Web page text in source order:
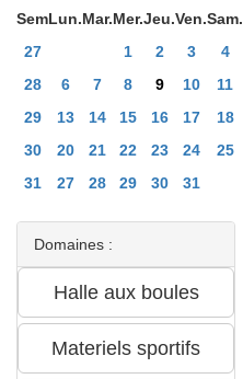
SemLun.Mar.Mer.Jeu.Ven.Sam.
27
1 2 3 4
28
6 7 8 9 10 11
29
13 14 15 16 17 18
30
20 21 22 23 24 25
31
27 28 29 30 31
Domaines :